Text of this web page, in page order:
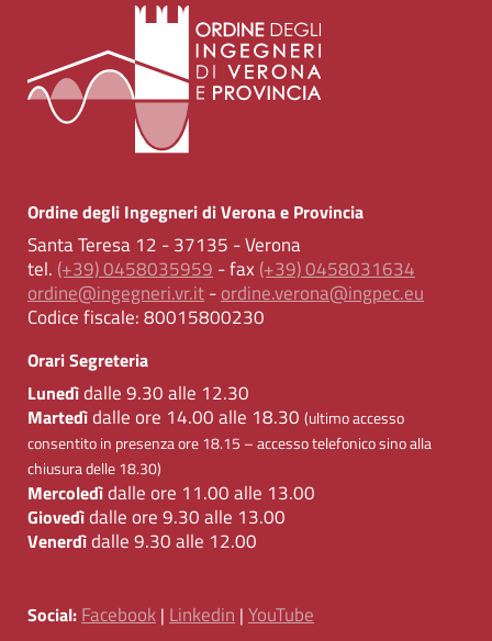
Ordine degli Ingegneri di Verona e Provincia
Santa Teresa 12 - 37135 - Verona
tel. (+39) 0458035959 - fax (+39) 0458031634
ordine@ingegneri.vr.it-ordine.verona@ingpec.eu
Codice fiscale:80015800230
Orari Segreteria
Lunedìdalle 9.30 alle 12.30
Martedìdalle ore 14.00 alle 18.30 (ultimo accesso
consentito in presenza ore 18.15 – accesso telefonico sino alla
chiusura delle 18.30)
Mercoledìdalle ore 11.00 alle 13.00
Giovedìdalle ore 9.30 alle 13.00
Venerdìdalle 9.30 alle 12.00
Social: Facebook | Linkedin | YouTube